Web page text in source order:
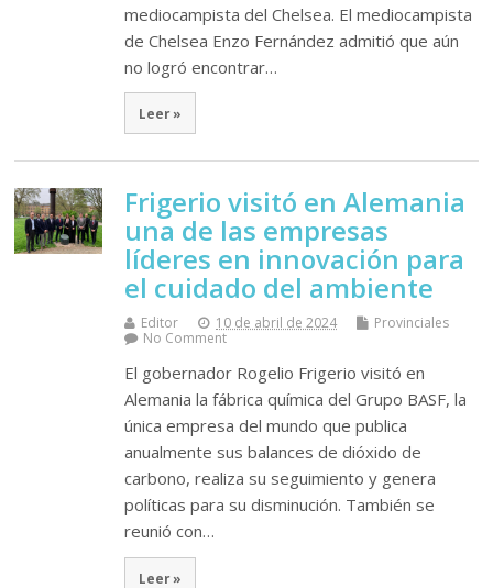
mediocampista del Chelsea. El mediocampista
de Chelsea Enzo Fernández admitió que aún
no logró encontrar…
Leer »
Frigerio visitó en Alemania
una de las empresas
líderes en innovación para
el cuidado del ambiente
Editor 10 de abril de 2024
Provinciales
No Comment
El gobernador Rogelio Frigerio visitó en
Alemania la fábrica química del Grupo BASF, la
única empresa del mundo que publica
anualmente sus balances de dióxido de
carbono, realiza su seguimiento y genera
políticas para su disminución. También se
reunió con…
Leer »